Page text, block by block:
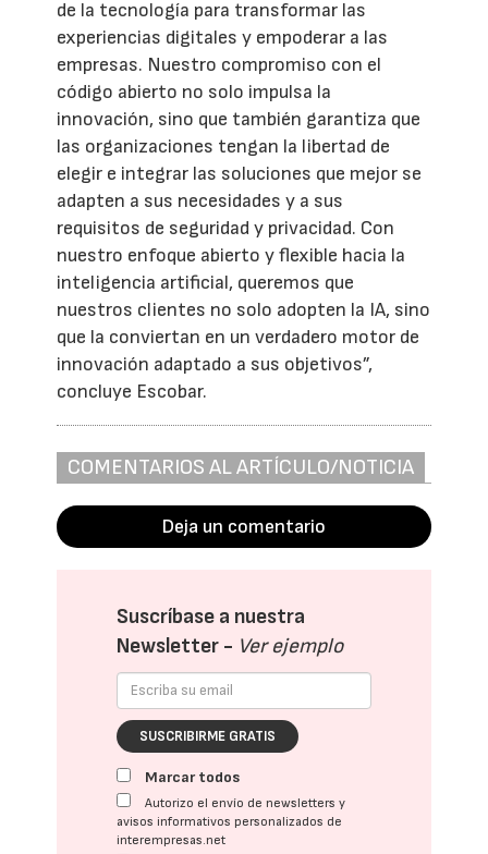
de la tecnología para transformar las
experiencias digitales y empoderar a las
empresas. Nuestro compromiso con el
código abierto no solo impulsa la
innovación, sino que también garantiza que
las organizaciones tengan la libertad de
elegir e integrar las soluciones que mejor se
adapten a sus necesidades y a sus
requisitos de seguridad y privacidad. Con
nuestro enfoque abierto y flexible hacia la
inteligencia artificial, queremos que
nuestros clientes no solo adopten la IA, sino
que la conviertan en un verdadero motor de
innovación adaptado a sus objetivos”,
concluye Escobar.
COMENTARIOS AL ARTÍCULO/NOTICIA
Deja un comentario
Suscríbase a nuestra
Newsletter - Ver ejemplo
SUSCRIBIRME GRATIS
Marcar todos
Autorizo el envío de newsletters y
avisos informativos personalizados de
interempresas.net